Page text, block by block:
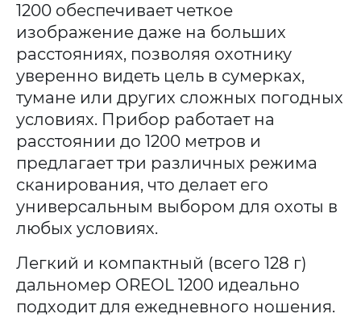
1200 обеспечивает четкое
изображение даже на больших
расстояниях, позволяя охотнику
уверенно видеть цель в сумерках,
тумане или других сложных погодных
условиях. Прибор работает на
расстоянии до 1200 метров и
предлагает три различных режима
сканирования, что делает его
универсальным выбором для охоты в
любых условиях.
Легкий и компактный (всего 128 г)
дальномер OREOL 1200 идеально
подходит для ежедневного ношения.